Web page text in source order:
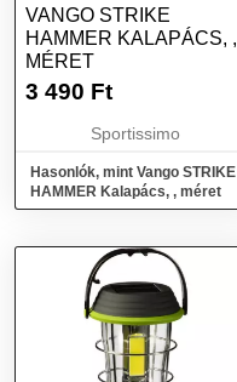
VANGO STRIKE
HAMMER KALAPÁCS, ,
MÉRET
3 490 Ft
Sportissimo
Hasonlók, mint Vango STRIKE
HAMMER Kalapács, , méret